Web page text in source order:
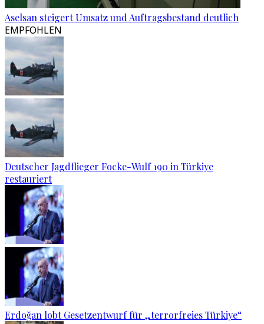
Aselsan steigert Umsatz und Auftragsbestand deutlich
EMPFOHLEN
Deutscher Jagdflieger Focke-Wulf 190 in Türkiye
restauriert
Erdoğan lobt Gesetzentwurf für „terrorfreies Türkiye“